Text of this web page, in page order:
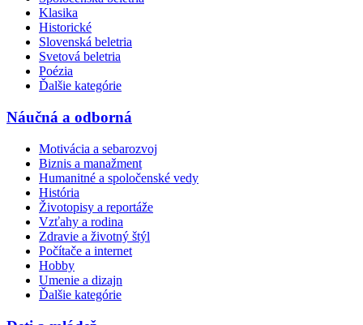
Klasika
Historické
Slovenská beletria
Svetová beletria
Poézia
Ďalšie kategórie
Náučná a odborná
Motivácia a sebarozvoj
Biznis a manažment
Humanitné a spoločenské vedy
História
Životopisy a reportáže
Vzťahy a rodina
Zdravie a životný štýl
Počítače a internet
Hobby
Umenie a dizajn
Ďalšie kategórie